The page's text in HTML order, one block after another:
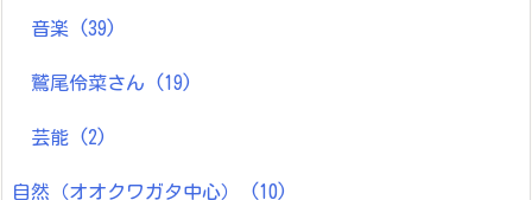
音楽 (39)
鷲尾伶菜さん (19)
芸能 (2)
自然（オオクワガタ中心） (10)